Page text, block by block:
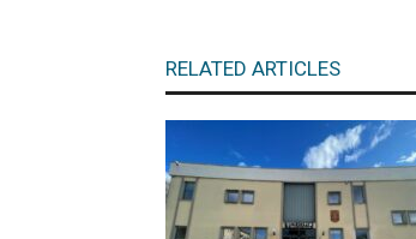
RELATED ARTICLES